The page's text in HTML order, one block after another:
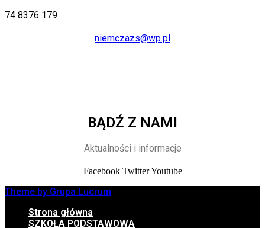
74 8376 179
niemczazs@wp.pl
BĄDŹ Z NAMI
Aktualności i informacje
Facebook Twitter Youtube
Theme by Grupa Lucrum
Strona główna
SZKOŁA PODSTAWOWA